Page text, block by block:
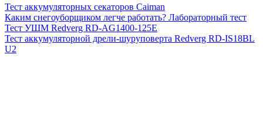
Тест аккумуляторных секаторов Caiman
Каким снегоуборщиком легче работать? Лабораторный тест
Тест УШМ Redverg RD-AG1400-125E
Тест аккумуляторной дрели-шуруповерта Redverg RD-IS18BL
U2